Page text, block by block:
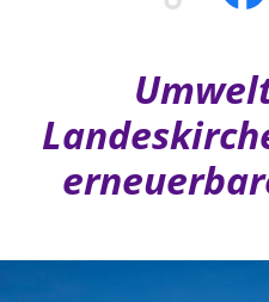
HILFE UND PRÄVENTION
Organisationsberatung
Umweltschutz
ÖFFENTLICHE
Arbeit und Wirtschaft
Generationen und
Datenschutz
Freie Stellen
Landeskirche
Suche